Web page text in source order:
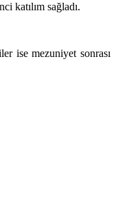
katılım sağladı.
ise mezuniyet sonrası